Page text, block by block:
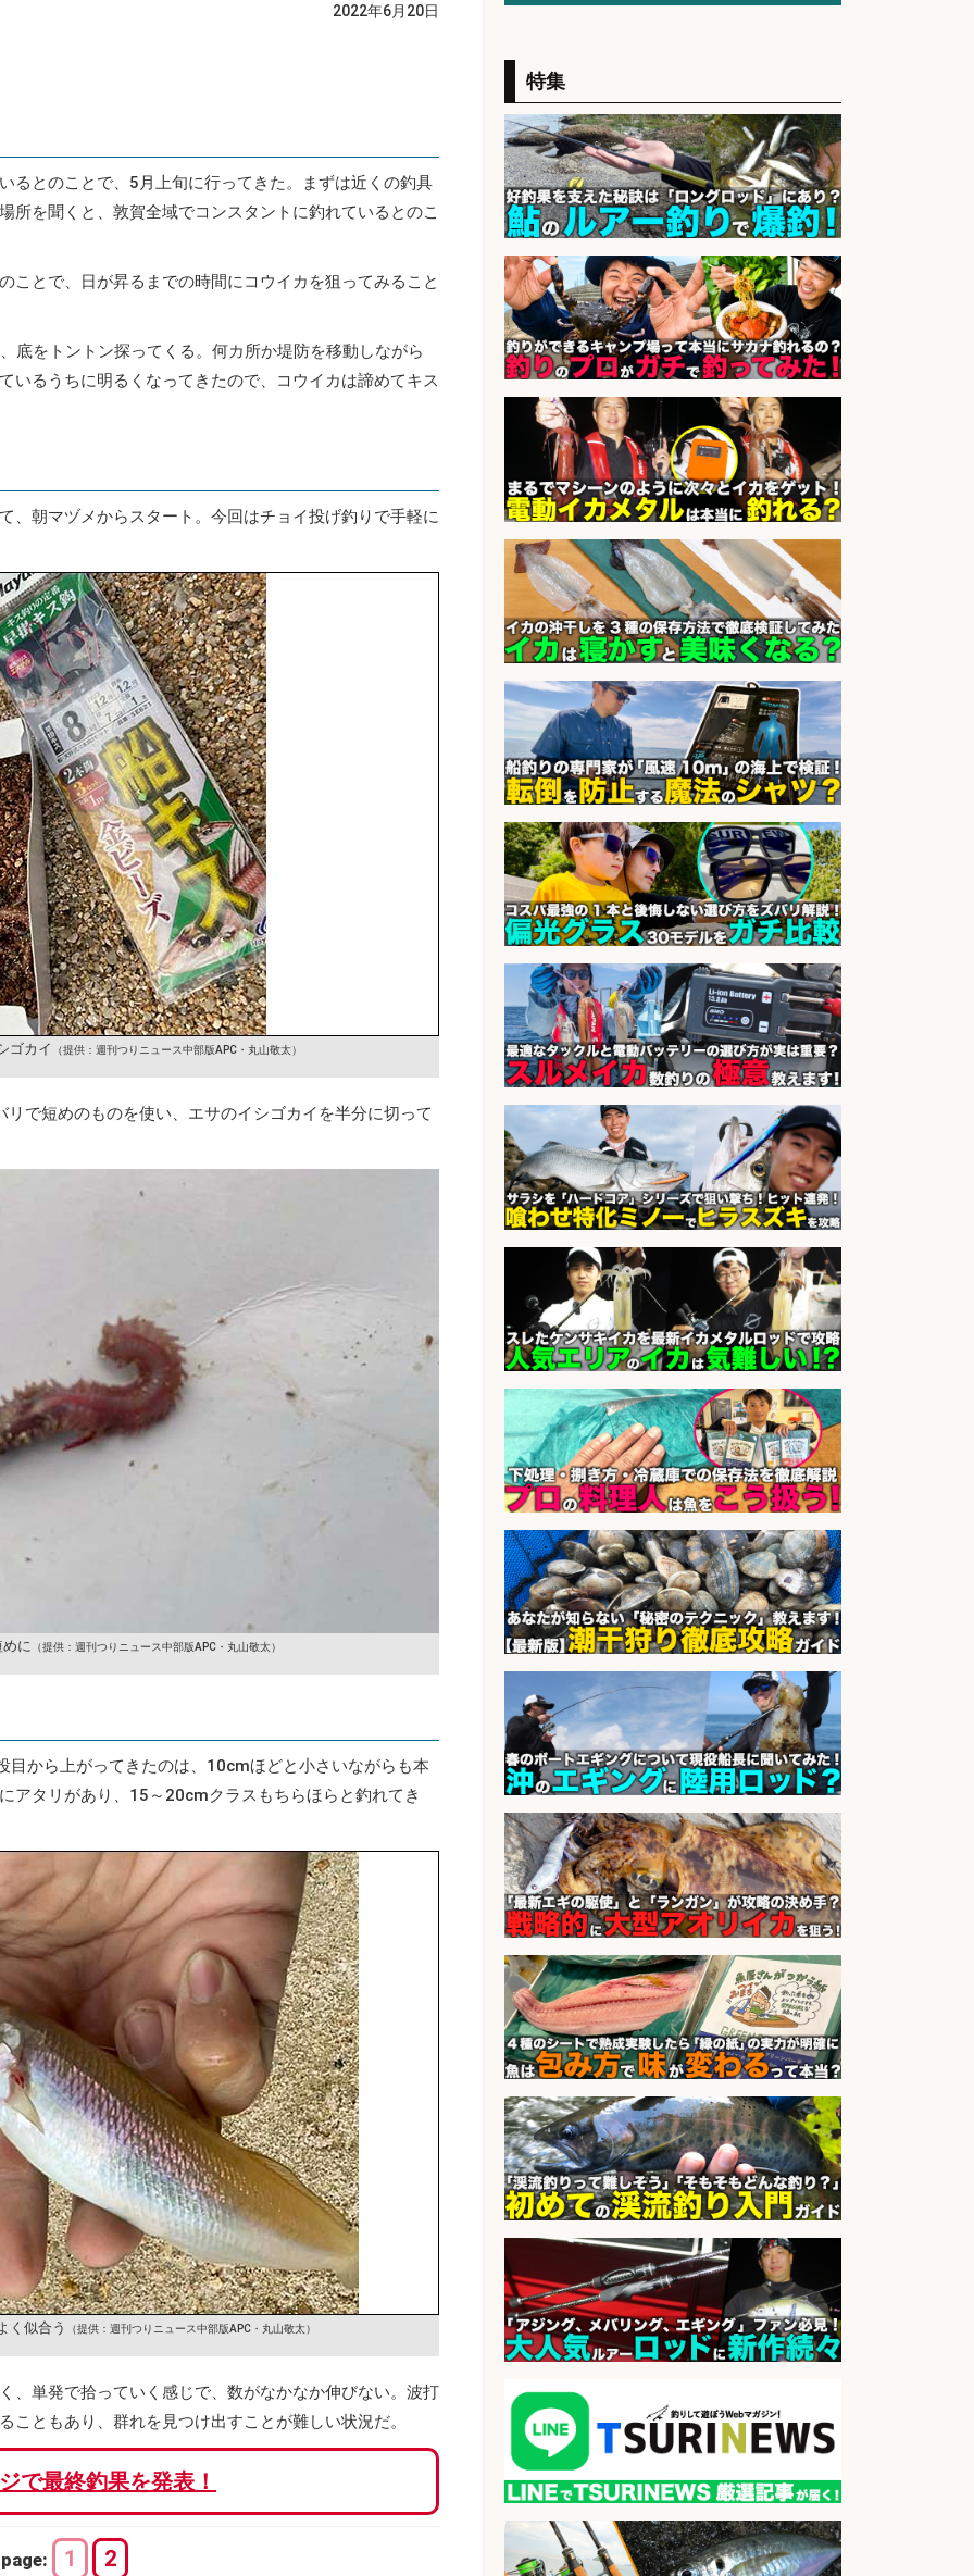
2022年6月20日
るとのことで、5月上旬に行ってきた。まずは近くの釣具
所を聞くと、敦賀全域でコンスタントに釣れているとのこ
ことで、日が昇るまでの時間にコウイカを狙ってみること
底をトントン探ってくる。何カ所か堤防を移動しながら
いるうちに明るくなってきたので、コウイカは諦めてキス
、朝マヅメからスタート。今回はチョイ投げ釣りで手軽に
ゴカイ （提供：週刊つりニュース中部版APC・丸山敬太）
で短めのものを使い、エサのイシゴカイを半分に切って
に （提供：週刊つりニュース中部版APC・丸山敬太）
から上がってきたのは、10cmほどと小さいながらも本
アタリがあり、15～20cmクラスもちらほらと釣れてき
く似合う （提供：週刊つりニュース中部版APC・丸山敬太）
、単発で拾っていく感じで、数がなかなか伸びない。波打
ともあり、群れを見つけ出すことが難しい状況だ。
で最終釣果を発表！
page: 1 2
なの価値を上げ、地域を元気に!店長
候補募集
会社名 博多 華吉 博多 華吉
sponsored by 求人ボックス
倉庫での釣り用品の軽作業スタッ
フ/未経験歓迎/交通費支給/制服貸
与/正社員登用あり
会社名 株式会社REnista
sponsored by 求人ボックス
倉庫での釣り用品の軽作業スタッ
フ/未経験歓迎/交通費支給/制服貸
与/正社員登用あり
会社名 株式会社REnista
和食, 居酒屋/キッチンスタッフ/天草
の魚と馬刺しの店 キッチンスタッフ
正社員募集
会社名
天草の魚と馬刺しの店 魚粋 天草
の魚と馬刺しの店 魚粋
sponsored by 求人ボックス
日払いOKで即日収入/製造スタッフ/
いOK・入社祝金10万円/堺市堺区の
工場で自転車部品や釣り具の組立/
未経験歓迎/土日祝休みで年間休日
126日
会社名
ーズ株式会社
sponsored by 求人ボックス
釣り具のかんたん軽作業/高収入/交
株式会社REnista
sponsored by 求人ボックス
さらに求人情報を見る
特集